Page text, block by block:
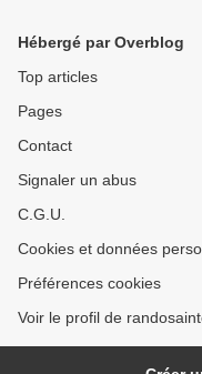
Hébergé par Overblog
Top articles
Pages
Contact
Signaler un abus
C.G.U.
Cookies et données
Préférences cookies
Voir le profil de